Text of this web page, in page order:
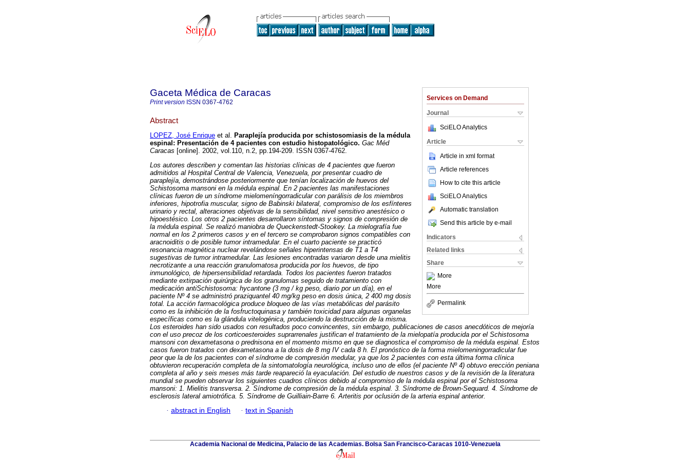
Services on Demand
Journal
SciELO Analytics
Article
Article in xml format
Article references
How to cite this article
SciELO Analytics
Automatic translation
Send this article by e-mail
Indicators
Related links
Share
More
More
Permalink
Gaceta Médica de Caracas
Print version ISSN 0367-4762
Abstract
LOPEZ, José Enrique et al. Paraplejía producida por schistosomiasis de la médula
espinal : Presentación de 4 pacientes con estudio histopatológico. Gac Méd
Caracas [online]. 2002, vol.110, n.2, pp.194-209. ISSN 0367-4762.
Los autores describen y comentan las historias clínicas de 4 pacientes que fueron
admitidos al Hospital Central de Valencia, Venezuela, por presentar cuadro de
paraplejía, demostrándose posteriormente que tenían localización de huevos del
Schistosoma mansoni en la médula espinal. En 2 pacientes las manifestaciones
clínicas fueron de un síndrome mielomeníngorradicular con parálisis de los miembros
inferiores, hipotrofia muscular, signo de Babinski bilateral, compromiso de los esfínteres
urinario y rectal, alteraciones objetivas de la sensibilidad, nivel sensitivo anestésico o
hipoestésico. Los otros 2 pacientes desarrollaron síntomas y signos de compresión de
la médula espinal. Se realizó maniobra de Queckenstedt-Stookey. La mielografía fue
normal en los 2 primeros casos y en el tercero se comprobaron signos compatibles con
aracnoiditis o de posible tumor intramedular. En el cuarto paciente se practicó
resonancia magnética nuclear revelándose señales hiperintensas de T1 a T4
sugestivas de tumor intramedular. Las lesiones encontradas variaron desde una mielitis
necrotizante a una reacción granulomatosa producida por los huevos, de tipo
inmunológico, de hipersensibilidad retardada. Todos los pacientes fueron tratados
mediante extirpación quirúrgica de los granulomas seguido de tratamiento con
medicación antiSchistosoma: hycantone (3 mg / kg peso, diario por un día), en el
paciente Nº 4 se administró praziquantel 40 mg/kg peso en dosis única, 2 400 mg dosis
total. La acción farmacológica produce bloqueo de las vías metabólicas del parásito
como es la inhibición de la fosfructoquinasa y también toxicidad para algunas organelas
específicas como es la glándula vitelogénica, produciendo la destrucción de la misma.
Los esteroides han sido usados con resultados poco convincentes, sin embargo, publicaciones de casos anecdóticos de mejoría
con el uso precoz de los corticoesteroides suprarrenales justifican el tratamiento de la mielopatía producida por el Schistosoma
mansoni con dexametasona o prednisona en el momento mismo en que se diagnostica el compromiso de la médula espinal. Estos
casos fueron tratados con dexametasona a la dosis de 8 mg IV cada 8 h. El pronóstico de la forma mielomeningorradicular fue
peor que la de los pacientes con el síndrome de compresión medular, ya que los 2 pacientes con esta última forma clínica
obtuvieron recuperación completa de la sintomatología neurológica, incluso uno de ellos (el paciente Nº 4) obtuvo erección peniana
completa al año y seis meses más tarde reapareció la eyaculación. Del estudio de nuestros casos y de la revisión de la literatura
mundial se pueden observar los siguientes cuadros clínicos debido al compromiso de la médula espinal por el Schistosoma
mansoni: 1. Mielitis transversa. 2. Síndrome de compresión de la médula espinal. 3. Síndrome de Brown-Sequard. 4. Síndrome de
esclerosis lateral amiotrófica. 5. Síndrome de Guilliain-Barre 6. Arteritis por oclusión de la arteria espinal anterior.
· abstract in English · text in Spanish
Academia Nacional de Medicina, Palacio de las Academias. Bolsa San Francisco-Caracas 1010-Venezuela